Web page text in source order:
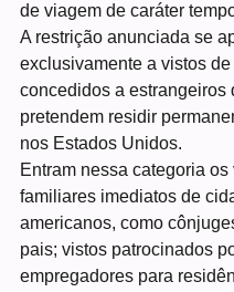
de viagem de caráter
A restrição anunciada se
exclusivamente a vistos
concedidos a estrangeiros
pretendem residir
nos Estados Unidos.
Entram nessa categoria os
familiares imediatos de
americanos, como
pais; vistos patrocinados
empregadores para